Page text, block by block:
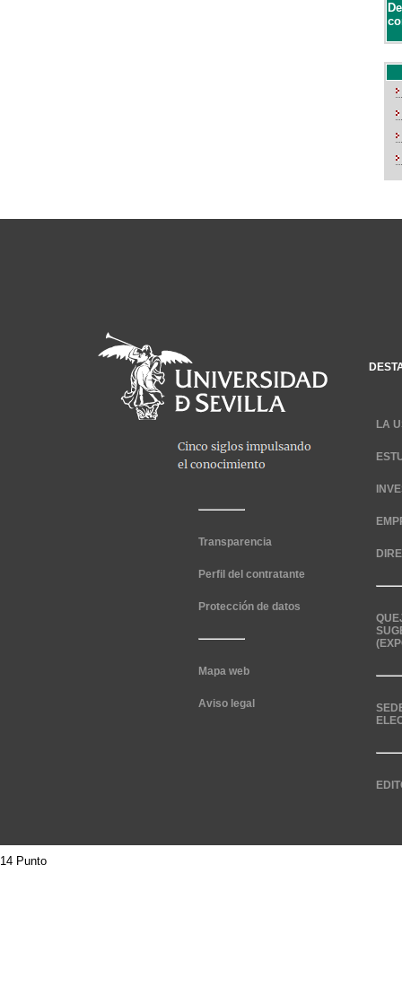
Transparencia
Perfil del contratante
Protección de datos
Mapa web
Aviso legal
LA
14 Punto